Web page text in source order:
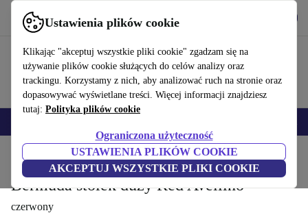
Ustawienia plików cookie
Klikając "akceptuj wszystkie pliki cookie" zgadzam się na
używanie plików cookie służących do celów analizy oraz
trackingu. Korzystamy z nich, aby analizować ruch na stronie oraz
dopasowywać wyświetlane treści. Więcej informacji znajdziesz
tutaj: Polityka plików cookie
Ograniczona użyteczność
USTAWIENIA PLIKÓW COOKIE
AKCEPTUJ WSZYSTKIE PLIKI COOKIE
Korzystaj z refurbed szybko i łatwo
Produkty Gospodarstwo domowe Meble
Bermuda stołek duży Red Avellino
czerwony